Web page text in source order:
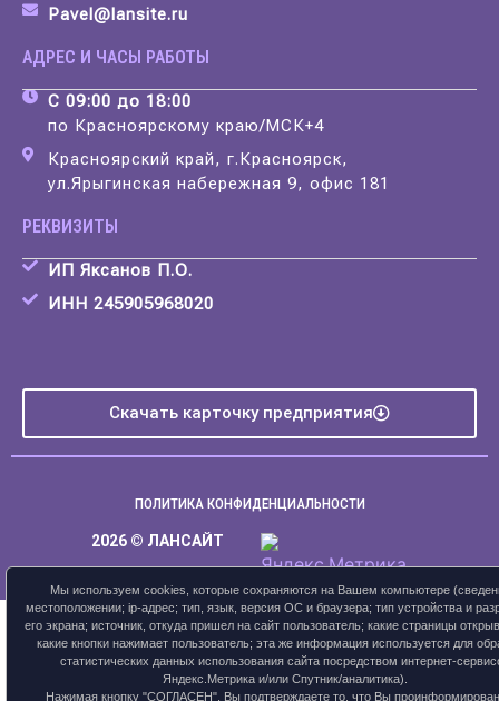
Pavel@lansite.ru
АДРЕС И ЧАСЫ РАБОТЫ
С 09:00 до 18:00
по Красноярскому краю/МСК+4
Красноярский край, г.Красноярск,
ул.Ярыгинская набережная 9, офис 181
РЕКВИЗИТЫ
ИП Яксанов П.О.
ИНН 245905968020
Скачать карточку предприятия
ПОЛИТИКА КОНФИДЕНЦИАЛЬНОСТИ
2026 © ЛАНСАЙТ
Мы используем cookies, которые сохраняются на Вашем компьютере
местоположении; ip-адрес; тип, язык, версия ОС и браузера; тип устройства и
его экрана; источник, откуда пришел на сайт пользователь; какие страницы
какие кнопки нажимает пользователь; эта же информация используется для
статистических данных использования сайта посредством интернет-
Яндекс.Метрика и/или Спутник/аналитика).
Нажимая кнопку "СОГЛАСЕН", Вы подтверждаете то, что Вы